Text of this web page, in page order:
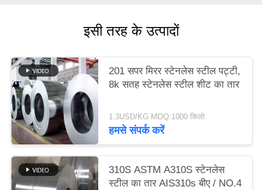
इसी तरह के उत्पादों
201 सपर मिरर स्टेनलेस स्टील पट्टी,
8k सतह स्टेनलेस स्टील शीट का तार
1.3USD/KG MOQ:1000 किलो
हमसे संपर्क करें
310S ASTM A310S स्टेनलेस
स्टील का तार AIS310s बीए / NO.4